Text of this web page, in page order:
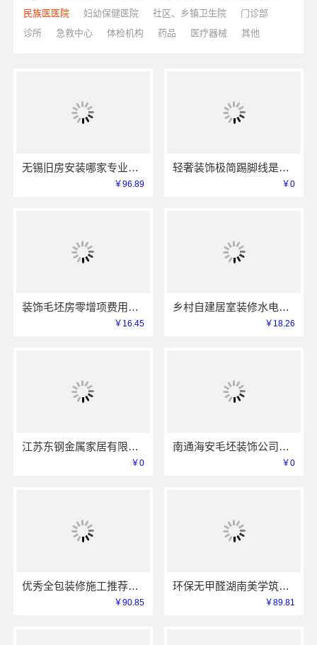
民族医医院
妇幼保健医院 社区、乡镇卫生院
门诊部
诊所
急救中心 体检机构 药品 医疗器械 其他
无锡旧房安装哪家专业？无锡亿莱居装饰工程材料有限公司经验丰富
￥96.89
轻奢装饰极简踢脚线是什么-江苏东钢金属家居材质解析
￥0
装饰毛坯房零增项费用承诺-苏州兔哥哥智装新材料有限公司明码标价
￥16.45
乡村自建居室装修水电规整海南万赢饰家新型建筑材料有限公
￥18.26
江苏东钢金属家居有限公司大平层极简踢脚线评测
￥0
南通海安毛坯装饰公司设计_南通宏域全宅装饰建材有限公司
￥0
优秀全包装修施工推荐云南至高新型建材有限公司
￥90.85
环保无甲醛湖南美学筑家建材有限公司软装配套
￥89.81